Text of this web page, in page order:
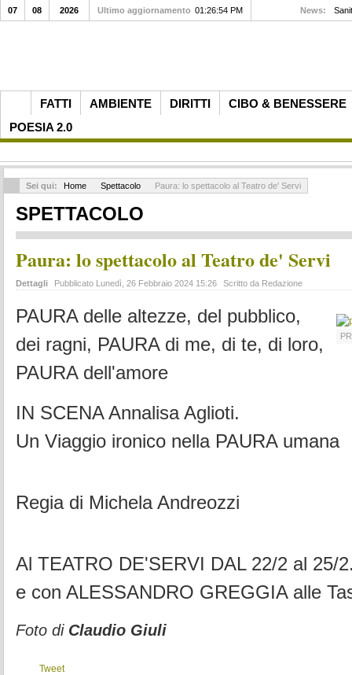
FATTI AMBIENTE DIRITTI
CIBO & BENESSERE
POESIA 2.0
07 08 2026 Ultimo aggiornamento 01:26:54 PM News:
Sei qui: Home Spettacolo Paura: lo spettacolo al Teatro de' Servi
SPETTACOLO
Paura: lo spettacolo al Teatro de' Servi
Dettagli Pubblicato Lunedì, 26 Febbraio 2024 15:26 Scritto da Redazione
PAURA delle altezze, del pubblico,
dei ragni, PAURA di me, di te, di loro,
PAURA dell'amore
IN SCENA Annalisa Aglioti.
Un Viaggio ironico nella PAURA umana
Regia di Michela Andreozzi
Al TEATRO DE'SERVI DAL 22/2 al 25/
e con ALESSANDRO GREGGIA alle
Foto di Claudio Giuli
Tweet